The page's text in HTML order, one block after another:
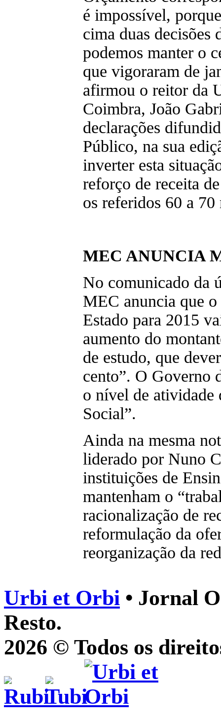
é impossível,
cima duas decisões
podemos manter o
que vigoraram de
afirmou o reitor da
Coimbra, João
declarações
Público, na sua
inverter esta
reforço de receita
os referidos 60 a
MEC ANUNCIA
No comunicado da
MEC anuncia que
Estado para 2015
aumento do
de estudo, que
cento”. O Governo
o nível de atividade
Social”.
Ainda na mesma
liderado por Nuno
instituições de
mantenham o
racionalização de
reformulação da
reorganização da
Urbi et Orbi • Jornal
Resto.
2026 © Todos os